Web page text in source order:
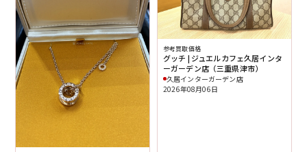
参考買取価格
グッチ | ジュエルカフェ久居インタ
ーガーデン店（三重県津市）
久居インターガーデン店
2026年08月06日